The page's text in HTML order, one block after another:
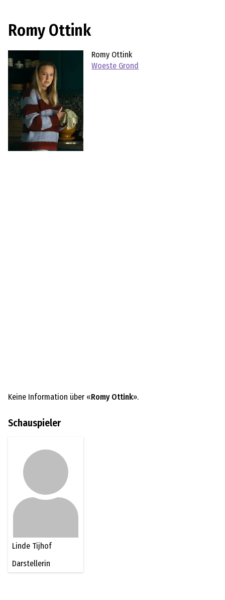
Romy Ottink
Romy Ottink
Woeste Grond
Keine Information über «Romy Ottink».
Schauspieler
Linde Tijhof
Darstellerin